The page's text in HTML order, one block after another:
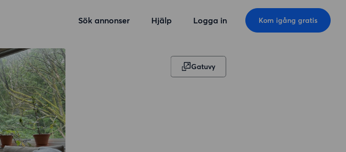
Sök annonser Hjälp Logga in Kom igång gratis
Gatuvy